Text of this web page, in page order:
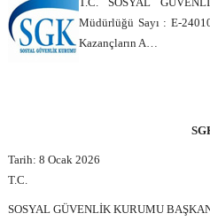
Müdürlüğü Sayı : E-
Kazançların A…
Tarih: 8 Ocak 2026
T.C.
SOSYAL GÜVENLİK KURUMU